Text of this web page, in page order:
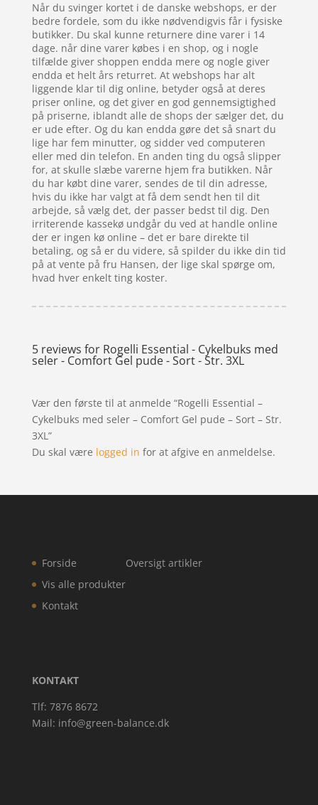
Når du svinger kortet i de danske webshops, er der
bedre fordele, som du ikke nødvendigvis får i fysiske
butikker. Du skal kunne returnere dine varer i 14
dage. når dine varer købes i en shop, og i nogle
tilfælde giver shoppen endda mere og nogle giver
endda et helt års returret. At webshops har alt
liggende klar til dig online, betyder også at deres
priser online, og det giver en god gennemsigtighed
på priserne, iblandt alle de shops der sælger det, du
er ude efter. Og du kan endda gøre det så snart du
lige har fem minutter, og sidder ved computeren
eller med din telefon. En anden ting du også slipper
for, at skulle slæbe varerne hjem fra butikken. Når
du har købt dine varer, sendes de til din adresse,
hvis du ikke har valgt at få dem sendt hen til dit
arbejde, så vælg det, der passer bedst til dig. Den
irriterende kassekø undgår du ved at handle online
der er ingen kø online – det er bare direkte til
betaling, og så er du videre, så spilder du ikke din tid
på at vente på fru Hansen, der lige skal spørge om,
hvad hver enkelt ting koster.
5 reviews for Rogelli Essential - Cykelbuks med
seler - Comfort Gel pude - Sort - Str. 3XL
Vær den første til at anmelde “Rogelli Essential –
Cykelbuks med seler – Comfort Gel pude – Sort – Str.
3XL”
Du skal være logged in for at afgive en anmeldelse.
Forside
Vis alle produkter
Kontakt
Oversigt artikler
KONTAKT
Tlf: 7876 8672
Mail: info@green-balance.dk